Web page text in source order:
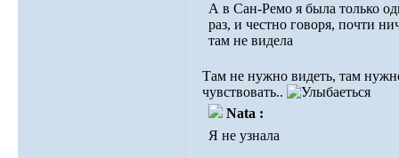
А в Сан-Ремо я была только
раз, и честно говоря, почти
там не видела
Там не нужно видеть, там
чувствовать..
Nata :
Я не узнала